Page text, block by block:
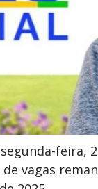
feira,
vagas